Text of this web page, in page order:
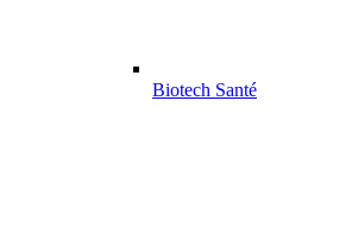
Biotech Santé